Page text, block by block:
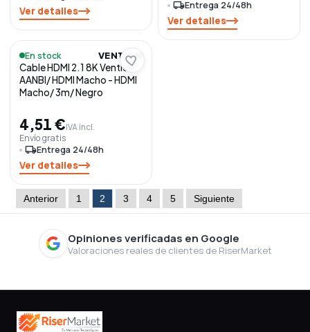
Ver detalles
local_shippingEntrega 24/48h
Ver detalles
En stock VENTION
Cable HDMI 2.1 8K Vention
AANBI/ HDMI Macho - HDMI
Macho/ 3m/ Negro
4,51 €IVA incl.
Envío gratis
local_shippingEntrega 24/48h
Ver detalles
Anterior 1 2 3 4 5 Siguiente
Opiniones verificadas en Google
Valoraciones reales de clientes de RiserMarket